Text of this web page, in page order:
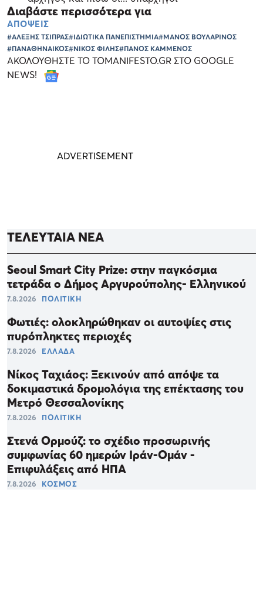
Διαβάστε περισσότερα για
ΑΠΟΨΕΙΣ
#ΑΛΕΞΗΣ ΤΣΙΠΡΑΣ#ΙΔΙΩΤΙΚΑ ΠΑΝΕΠΙΣΤΗΜΙΑ#ΜΑΝΟΣ ΒΟΥΛΑΡΙΝΟΣ
#ΠΑΝΑΘΗΝΑΙΚΟΣ#ΝΙΚΟΣ ΦΙΛΗΣ#ΠΑΝΟΣ ΚΑΜΜΕΝΟΣ
ΑΚΟΛΟΥΘΗΣΤΕ ΤΟ TOMANIFESTO.GR ΣΤΟ GOOGLE
NEWS!
ΤΕΛΕΥΤΑΙΑ ΝΕΑ
Seoul Smart City Prize: στην παγκόσμια
τετράδα ο Δήμος Αργυρούπολης- Ελληνικού
7.8.2026 ΠΟΛΙΤΙΚΗ
Φωτιές: ολοκληρώθηκαν οι αυτοψίες στις
πυρόπληκτες περιοχές
7.8.2026 ΕΛΛΑΔΑ
Νίκος Ταχιάος: Ξεκινούν από απόψε τα
δοκιμαστικά δρομολόγια της επέκτασης του
Μετρό Θεσσαλονίκης
7.8.2026 ΠΟΛΙΤΙΚΗ
Στενά Ορμούζ: το σχέδιο προσωρινής
συμφωνίας 60 ημερών Ιράν-Ομάν -
Επιφυλάξεις από ΗΠΑ
7.8.2026 ΚΟΣΜΟΣ